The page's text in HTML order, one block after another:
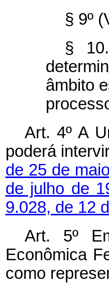
§ 9º
§
âmbito
Art. 4º A
poderá
de 25 de
de julho de
9.028, de 12
Art. 5º
Econômica
como